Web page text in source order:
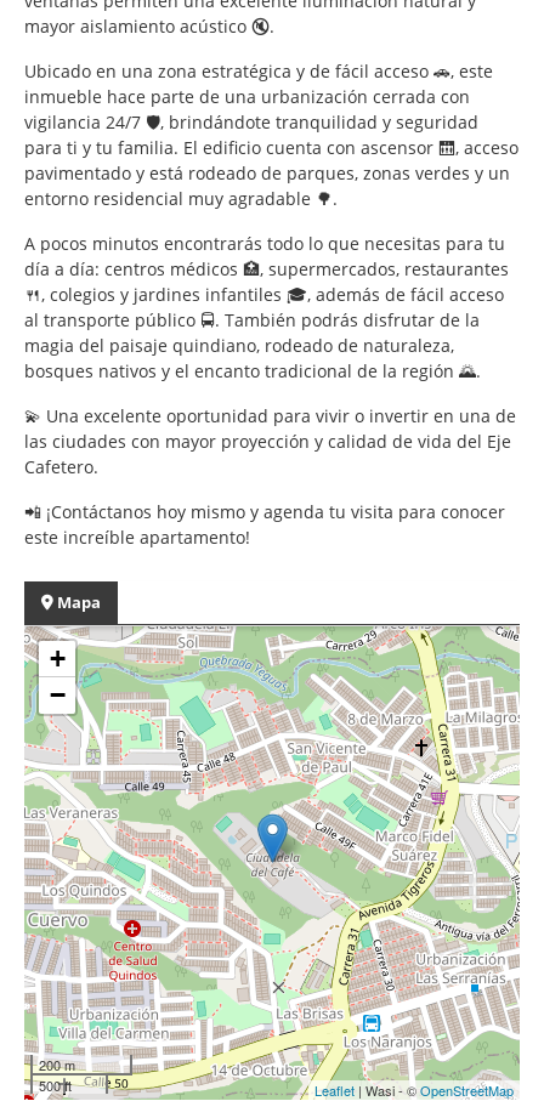
mayor aislamiento acústico 🔇.
Ubicado en una zona estratégica y de fácil acceso 🚗, este
inmueble hace parte de una urbanización cerrada con
vigilancia 24/7 🛡️, brindándote tranquilidad y seguridad
para ti y tu familia. El edificio cuenta con ascensor 🛗, acceso
pavimentado y está rodeado de parques, zonas verdes y un
entorno residencial muy agradable 🌳.
A pocos minutos encontrarás todo lo que necesitas para tu
día a día: centros médicos 🏥, supermercados, restaurantes
🍴, colegios y jardines infantiles 🎓, además de fácil acceso
al transporte público 🚍. También podrás disfrutar de la
magia del paisaje quindiano, rodeado de naturaleza,
bosques nativos y el encanto tradicional de la región 🌄.
💫 Una excelente oportunidad para vivir o invertir en una de
las ciudades con mayor proyección y calidad de vida del Eje
Cafetero.
📲 ¡Contáctanos hoy mismo y agenda tu visita para conocer
este increíble apartamento!
Mapa
+
−
200 m
500 ft
Leaflet | Wasi - ©OpenStreetMap